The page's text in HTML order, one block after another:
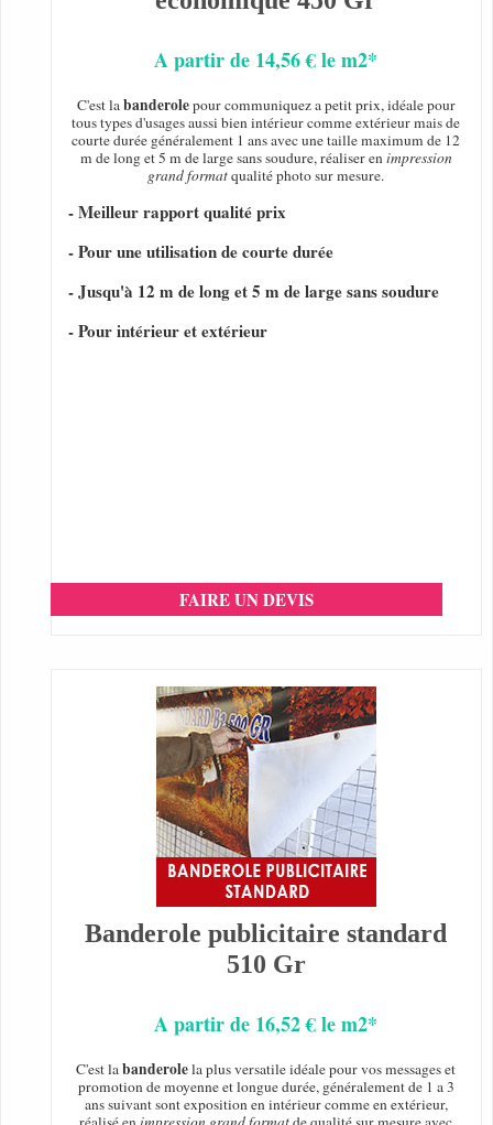
A partir de 14,56 € le m2*
C'est labanderolepour communiquez a petit prix, idéale pour
tous types d'usages aussi bien intérieur comme extérieur mais de
courte durée généralement 1 ans avec une taille maximum de 12
m de long et 5 m de large sans soudure, réaliser enimpression
grand formatqualité photo sur mesure.
- Meilleur rapport qualité prix
- Pour une utilisation de courte durée
- Jusqu'à 12 m de long et 5 m de large sans soudure
- Pour intérieur et extérieur
FAIRE UN DEVIS
Banderole publicitaire standard
510 Gr
A partir de 16,52 € le m2*
C'est labanderolela plus versatile idéale pour vos messages et
promotion de moyenne et longue durée, généralement de 1 a 3
ans suivant sont exposition en intérieur comme en extérieur,